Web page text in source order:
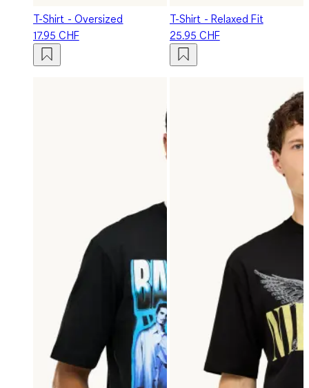
T-Shirt - Oversized
17.95 CHF
T-Shirt - Relaxed Fit
25.95 CHF